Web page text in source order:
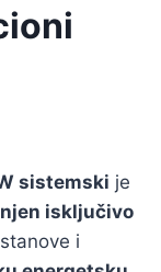
sistemski je
isključivo
i